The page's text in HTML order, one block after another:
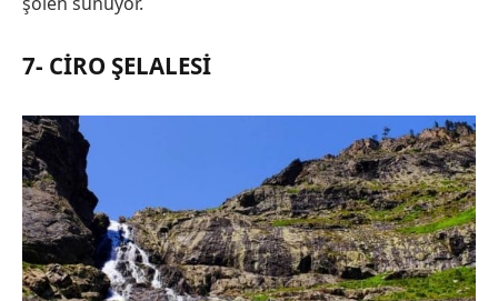
7- CIRO ŞELALESI